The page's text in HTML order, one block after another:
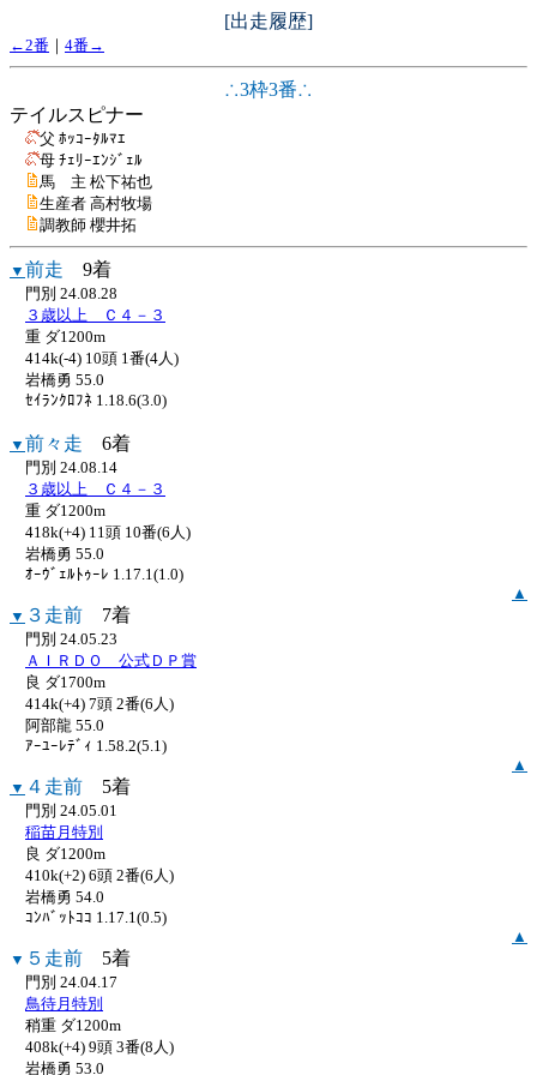
[出走履歴]
←2番 ｜ 4番→
∴3枠3番∴
テイルスピナー
父 ﾎｯｺｰﾀﾙﾏｴ
母 ﾁｪﾘｰｴﾝｼﾞｪﾙ
馬 主 松下祐也
生産者 高村牧場
調教師 櫻井拓
▼ 前走 9着
門別 24.08.28
３歳以上 Ｃ４－３
重 ダ1200m
414k(-4) 10頭 1番(4人)
岩橋勇 55.0
ｾｲﾗﾝｸﾛﾌﾈ 1.18.6(3.0)
▼ 前々走 6着
門別 24.08.14
３歳以上 Ｃ４－３
重 ダ1200m
418k(+4) 11頭 10番(6人)
岩橋勇 55.0
ｵｰｳﾞｪﾙﾄｩｰﾚ 1.17.1(1.0)
▲
▼ ３走前 7着
門別 24.05.23
ＡＩＲＤＯ 公式ＤＰ賞
良 ダ1700m
414k(+4) 7頭 2番(6人)
阿部龍 55.0
ｱｰﾕｰﾚﾃﾞｨ 1.58.2(5.1)
▲
▼ ４走前 5着
門別 24.05.01
稲苗月特別
良 ダ1200m
410k(+2) 6頭 2番(6人)
岩橋勇 54.0
ｺﾝﾊﾞｯﾄｺｺ 1.17.1(0.5)
▲
▼ ５走前 5着
門別 24.04.17
鳥待月特別
稍重 ダ1200m
408k(+4) 9頭 3番(8人)
岩橋勇 53.0